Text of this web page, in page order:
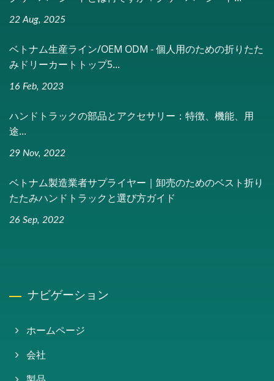
22 Aug, 2025
ベトナム生産ライン/OEM ODM - 個人用のための折りたた
みドリーカートトップ5...
16 Feb, 2023
ハンドトラックの部品とアクセサリー：特徴、機能、用
途...
29 Nov, 2022
ベトナム製造業者サプライヤー｜卸売のためのベスト折り
たたみハンドトラックと選び方ガイド
26 Sep, 2022
ナビゲーション
ホームページ
会社